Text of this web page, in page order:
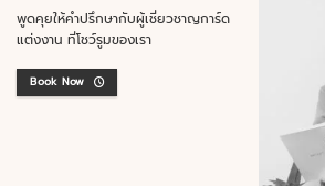
พูดคุยให้คำปรึกษากับผู้เชี่ยวชาญการ์ด
แต่งงาน ที่โชว์รูมของเรา
Book Now